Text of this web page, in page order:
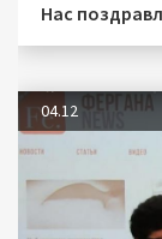
Нас
04.12